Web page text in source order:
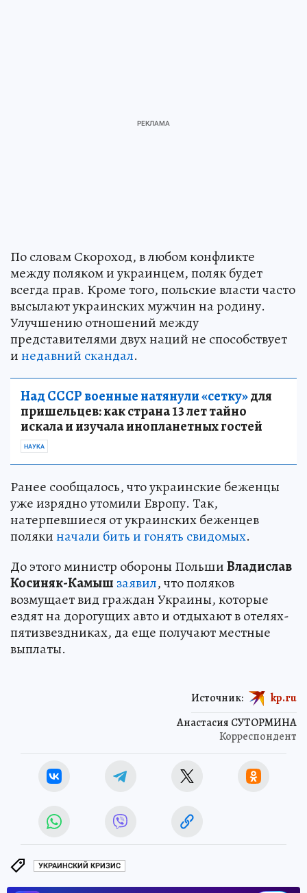
По словам Скороход, в любом конфликте
между поляком и украинцем, поляк будет
всегда прав. Кроме того, польские власти часто
высылают украинских мужчин на родину.
Улучшению отношений между
представителями двух наций не способствует
инедавний скандал.
Над СССР военные натянули «сетку»для
пришельцев: как страна 13 лет тайно
искала и изучала инопланетных гостей
НАУКА
Ранее сообщалось, что украинские беженцы
уже изрядно утомили Европу. Так,
натерпевшиеся от украинских беженцев
полякиначали бить и гонять свидомых.
До этого министр обороны ПольшиВладислав
Косиняк-Камыш заявил, что поляков
возмущает вид граждан Украины, которые
ездят на дорогущих авто и отдыхают в отелях-
пятизвездниках, да еще получают местные
выплаты.
Анастасия СУТОРМИНА
Корреспондент
Источник: kp.ru
УКРАИНСКИЙ КРИЗИС